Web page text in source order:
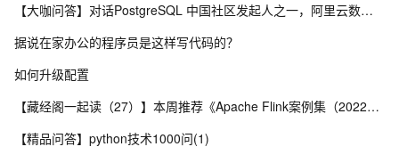
【大咖问答】对话PostgreSQL 中国社区发起人之一，阿里云数据库高级专家 德哥
据说在家办公的程序员是这样写代码的？
如何升级配置
【藏经阁一起读（27）】本周推荐《Apache Flink案例集（2022版）》，你有哪些心得？
【精品问答】python技术1000问(1)